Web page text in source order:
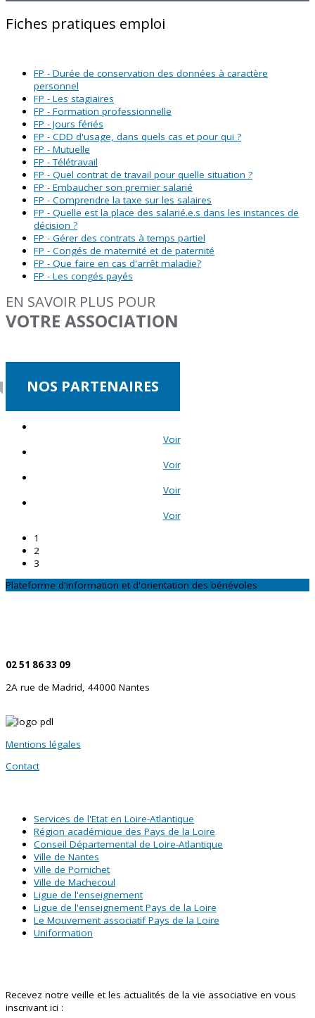
Fiches pratiques emploi
FP - Durée de conservation des données à caractère
personnel
FP - Les stagiaires
FP - Formation professionnelle
FP - Jours fériés
FP - CDD d'usage, dans quels cas et pour qui ?
FP - Mutuelle
FP - Télétravail
FP - Quel contrat de travail pour quelle situation ?
FP - Embaucher son premier salarié
FP - Comprendre la taxe sur les salaires
FP - Quelle est la place des salarié.e.s dans les instances de
décision ?
FP - Gérer des contrats à temps partiel
FP - Congés de maternité et de paternité
FP - Que faire en cas d'arrêt maladie?
FP - Les congés payés
EN SAVOIR PLUS POUR
VOTRE ASSOCIATION
NOS PARTENAIRES
Voir
Voir
Voir
Voir
1
2
3
Plateforme d'information et d'orientation des bénévoles
02 51 86 33 09
2A rue de Madrid, 44000 Nantes
Mentions légales
Contact
Services de l'Etat en Loire-Atlantique
Région académique des Pays de la Loire
Conseil Départemental de Loire-Atlantique
Ville de Nantes
Ville de Pornichet
Ville de Machecoul
Ligue de l'enseignement
Ligue de l'enseignement Pays de la Loire
Le Mouvement associatif Pays de la Loire
Uniformation
Recevez notre veille et les actualités de la vie associative en vous
inscrivant ici :